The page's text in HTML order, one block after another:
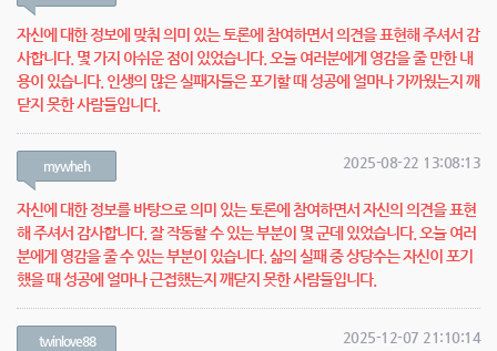
자신에 대한 정보에 맞춰 의미 있는 토론에 참여하면서 의견을 표현해 주셔서 감
사합니다. 몇 가지 아쉬운 점이 있었습니다. 오늘 여러분에게 영감을 줄 만한 내
용이 있습니다. 인생의 많은 실패자들은 포기할 때 성공에 얼마나 가까웠는지 깨
닫지 못한 사람들입니다.
mywheh 2025-08-22 13:08:13
자신에 대한 정보를 바탕으로 의미 있는 토론에 참여하면서 자신의 의견을 표현
해 주셔서 감사합니다. 잘 작동할 수 있는 부분이 몇 군데 있었습니다. 오늘 여러
분에게 영감을 줄 수 있는 부분이 있습니다. 삶의 실패 중 상당수는 자신이 포기
했을 때 성공에 얼마나 근접했는지 깨닫지 못한 사람들입니다.
twinlove88 2025-12-07 21:10:14